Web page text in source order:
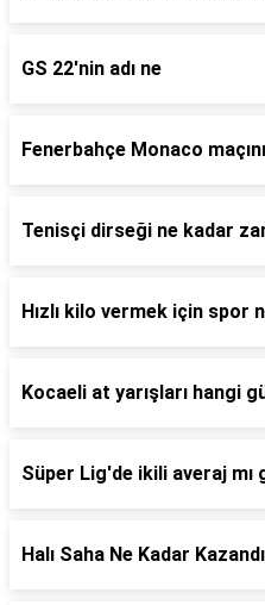
GS 22'nin adı ne
Fenerbahçe Monaco
Tenisçi dirseği ne kadar
Hızlı kilo vermek için spor
Kocaeli at yarışları hangi
Süper Lig'de ikili averaj mı
Halı Saha Ne Kadar